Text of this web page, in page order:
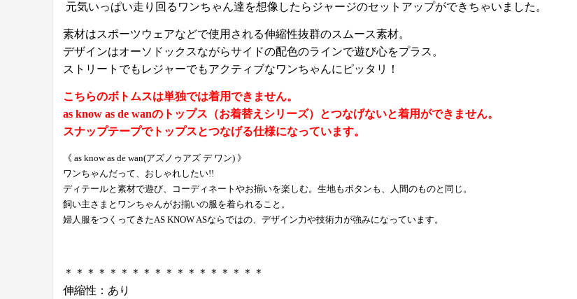
元気いっぱい走り回るワンちゃん達を想像したらジャージのセットアップができちゃいました。
素材はスポーツウェアなどで使用される伸縮性抜群のスムース素材。
デザインはオーソドックスながらサイドの配色のラインで遊び心をプラス。
ストリートでもレジャーでもアクティブなワンちゃんにピッタリ！
こちらのボトムスは単独では着用できません。
as know as de wanのトップス（お着替えシリーズ）とつなげないと着用ができません。
スナップテープでトップスとつなげる仕様になっています。
《 as know as de wan(アズノゥアズ デ ワン) 》
ワンちゃんだって、おしゃれしたい!!
ディテールと素材で遊び、コーディネートやお揃いを楽しむ。生地もボタンも、人間のものと同じ。
飼い主さまとワンちゃんがお揃いの服を着られること。
婦人服をつくってきたAS KNOW ASならではの、デザイン力や技術力が強みになっています。
＊＊＊＊＊＊＊＊＊＊＊＊＊＊＊＊＊＊
伸縮性：あり